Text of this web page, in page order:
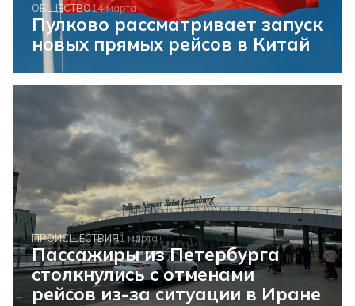
ОБЩЕСТВО14 марта
Пулково рассматривает запуск
новых прямых рейсов в Китай
ПРОИСШЕСТВИЯ1 марта
Пассажиры из Петербурга
столкнулись с отменами
рейсов из-за ситуации в Иране